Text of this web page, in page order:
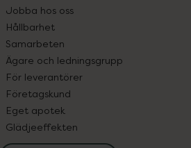
Jobba hos oss
Hållbarhet
Samarbeten
Ägare och ledningsgrupp
För leverantörer
Företagskund
Eget apotek
Glädjeeffekten